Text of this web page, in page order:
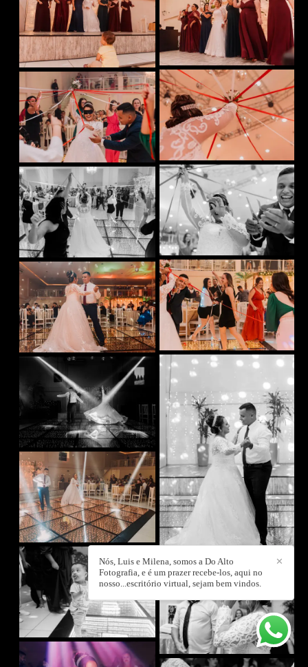
✕
Nós, Luis e Milena, somos a Do Alto
Fotografia, e é um prazer recebe-los, aqui no
nosso...escritório virtual, sejam bem vindos.